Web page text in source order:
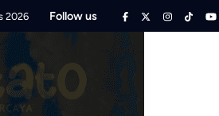
2026 Follow us